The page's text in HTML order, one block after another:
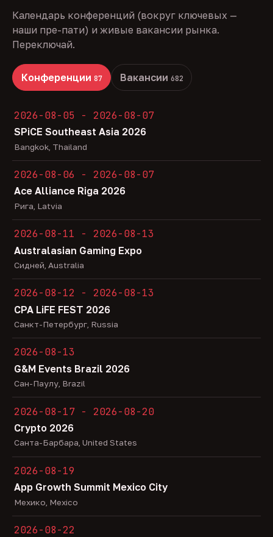
Календарь конференций (вокруг ключевых —
наши пре-пати) и живые вакансии рынка.
Переключай.
Конференции 87 Вакансии 682
2026-08-05 - 2026-08-07
SPiCE Southeast Asia 2026
Bangkok, Thailand
2026-08-06 - 2026-08-07
Ace Alliance Riga 2026
Рига, Latvia
2026-08-11 - 2026-08-13
Australasian Gaming Expo
Сидней, Australia
2026-08-12 - 2026-08-13
CPA LiFE FEST 2026
Санкт-Петербург, Russia
2026-08-13
G&M Events Brazil 2026
Сан-Паулу, Brazil
2026-08-17 - 2026-08-20
Crypto 2026
Санта-Барбара, United States
2026-08-19
App Growth Summit Mexico City
Мехико, Mexico
2026-08-22